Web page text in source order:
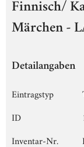
Finnisch/
Märchen -
Detailangaben
Eintragstyp
ID
Inventar-Nr.